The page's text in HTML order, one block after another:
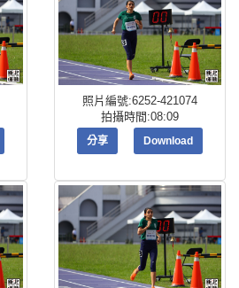
照片編號:6252-421074
拍攝時間:08:09
分享 Download